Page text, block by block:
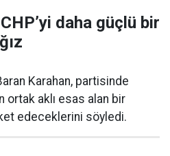
daha güçlü bir
Karahan, partisinde
ortak aklı esas alan bir
edeceklerini söyledi.